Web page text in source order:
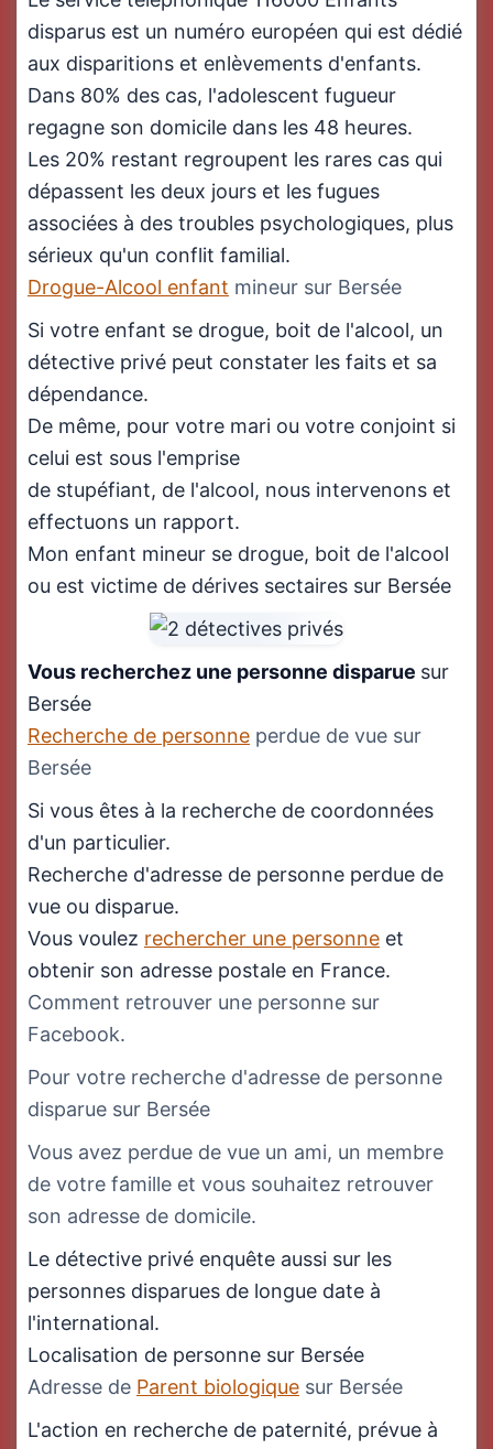
disparus est un numéro européen qui est dédié
aux disparitions et enlèvements d'enfants.
Dans 80% des cas, l'adolescent fugueur
regagne son domicile dans les 48 heures.
Les 20% restant regroupent les rares cas qui
dépassent les deux jours et les fugues
associées à des troubles psychologiques, plus
sérieux qu'un conflit familial.
Drogue-Alcool enfant mineur sur Bersée
Si votre enfant se drogue, boit de l'alcool, un
détective privé peut constater les faits et sa
dépendance.
De même, pour votre mari ou votre conjoint si
celui est sous l'emprise
de stupéfiant, de l'alcool, nous intervenons et
effectuons un rapport.
Mon enfant mineur se drogue, boit de l'alcool
ou est victime de dérives sectaires sur Bersée
Vous recherchez une personne disparue sur
Bersée
Recherche de personne perdue de vue sur
Bersée
Si vous êtes à la recherche de coordonnées
d'un particulier.
Recherche d'adresse de personne perdue de
vue ou disparue.
Vous voulez rechercher une personne et
obtenir son adresse postale en France.
Comment retrouver une personne sur
Facebook.
Pour votre recherche d'adresse de personne
disparue sur Bersée
Vous avez perdue de vue un ami, un membre
de votre famille et vous souhaitez retrouver
son adresse de domicile.
Le détective privé enquête aussi sur les
personnes disparues de longue date à
l'international.
Localisation de personne sur Bersée
Adresse de Parent biologique sur Bersée
L'action en recherche de paternité, prévue à